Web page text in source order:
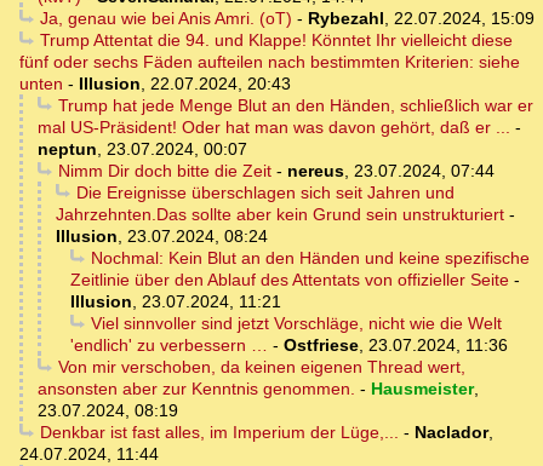
Ja, genau wie bei Anis Amri. (oT) - Rybezahl, 22.07.2024, 15:09
Trump Attentat die 94. und Klappe! Könntet Ihr vielleicht diese
fünf oder sechs Fäden aufteilen nach bestimmten Kriterien: siehe
unten - Illusion, 22.07.2024, 20:43
Trump hat jede Menge Blut an den Händen, schließlich war er
mal US-Präsident! Oder hat man was davon gehört, daß er ... -
neptun, 23.07.2024, 00:07
Nimm Dir doch bitte die Zeit- nereus, 23.07.2024, 07:44
Die Ereignisse überschlagen sich seit Jahren und
Jahrzehnten.Das sollte aber kein Grund sein unstrukturiert -
Illusion, 23.07.2024, 08:24
Nochmal: Kein Blut an den Händen und keine spezifische
Zeitlinie über den Ablauf des Attentats von offizieller Seite -
Illusion, 23.07.2024, 11:21
Viel sinnvoller sind jetzt Vorschläge, nicht wie die Welt
'endlich' zu verbessern … - Ostfriese, 23.07.2024, 11:36
Von mir verschoben, da keinen eigenen Thread wert,
ansonsten aber zur Kenntnis genommen. - Hausmeister,
23.07.2024, 08:19
Denkbar ist fast alles, im Imperium der Lüge,... - Naclador,
24.07.2024, 11:44